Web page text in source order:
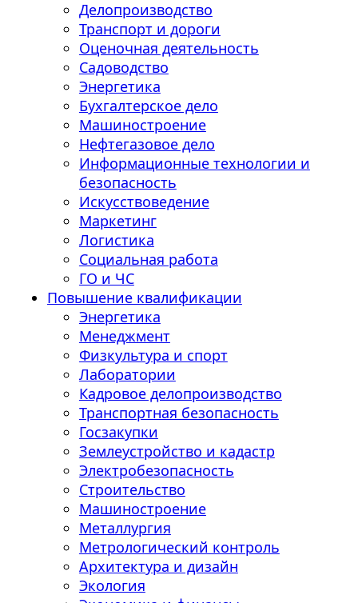
Делопроизводство
Транспорт и дороги
Оценочная деятельность
Садоводство
Энергетика
Бухгалтерское дело
Машиностроение
Нефтегазовое дело
Информационные технологии и
безопасность
Искусствоведение
Маркетинг
Логистика
Социальная работа
ГО и ЧС
Повышение квалификации
Энергетика
Менеджмент
Физкультура и спорт
Лаборатории
Кадровое делопроизводство
Транспортная безопасность
Госзакупки
Землеустройство и кадастр
Электробезопасность
Строительство
Машиностроение
Металлургия
Метрологический контроль
Архитектура и дизайн
Экология